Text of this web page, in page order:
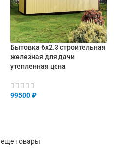
Бытовка 6х2.3 строительная
железная для дачи
утепленная цена
99500₽
еще товары